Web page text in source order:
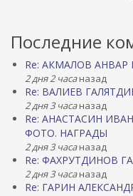
Последние
Re: АКМАЛОВ АНВАР
2 дня 2 часаназад
Re: ВАЛИЕВ
2 дня 3 часаназад
Re: АНАСТАСИН
ФОТО. НАГРАДЫ
2 дня 3 часаназад
Re: ФАХРУТДИНОВ
2 дня 3 часаназад
Re: ГАРИН